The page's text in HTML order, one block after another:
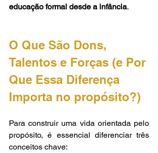
educação formal desde a infância.
O Que São Dons,
Talentos e Forças (e Por
Que Essa Diferença
Importa no propósito?)
Para construir uma vida orientada pelo
propósito, é essencial diferenciar três
conceitos chave: